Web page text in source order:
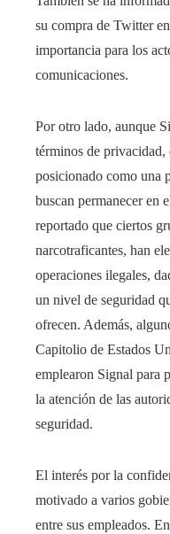
su compra de Twitter
importancia para los
comunicaciones.
Por otro lado, aunque
términos de privacidad,
posicionado como una
buscan permanecer en
reportado que ciertos
narcotraficantes, han
operaciones ilegales,
un nivel de seguridad
ofrecen. Además,
Capitolio de Estados
emplearon Signal para
la atención de las
seguridad.
El interés por la
motivado a varios
entre sus empleados.